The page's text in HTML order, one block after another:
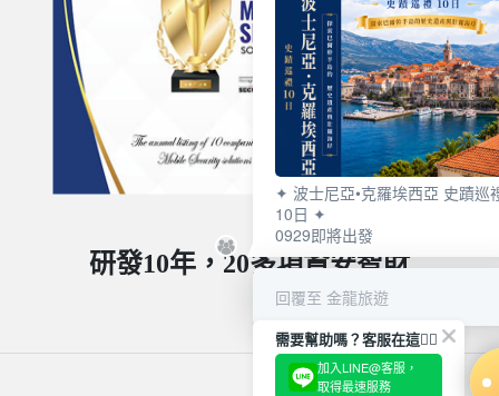
研發10年，20多項資安智財
✦ 波士尼亞•克羅埃西亞 史蹟巡
10日 ✦
0929即將出發
回覆至 金龍旅遊
需要幫助嗎？客服在這🙋‍♀️
加入LINE@客服，
取得最速服務